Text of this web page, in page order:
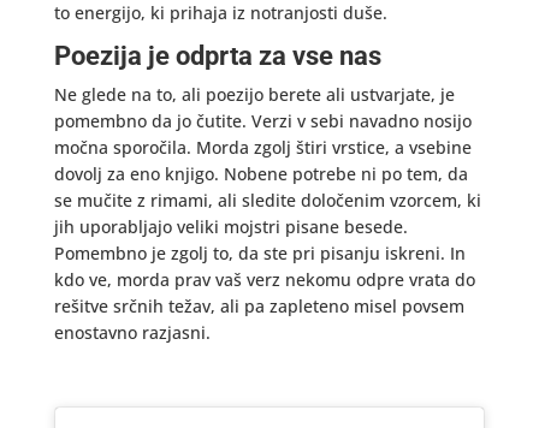
to energijo, ki prihaja iz notranjosti duše.
Poezija je odprta za vse nas
Ne glede na to, ali poezijo berete ali ustvarjate, je
pomembno da jo čutite. Verzi v sebi navadno nosijo
močna sporočila. Morda zgolj štiri vrstice, a vsebine
dovolj za eno knjigo. Nobene potrebe ni po tem, da
se mučite z rimami, ali sledite določenim vzorcem, ki
jih uporabljajo veliki mojstri pisane besede.
Pomembno je zgolj to, da ste pri pisanju iskreni. In
kdo ve, morda prav vaš verz nekomu odpre vrata do
rešitve srčnih težav, ali pa zapleteno misel povsem
enostavno razjasni.